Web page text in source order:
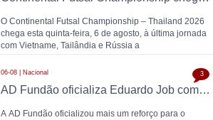
O Continental Futsal Championship – Thailand 2026
chega esta quinta-feira, 6 de agosto, à última jornada
com Vietname, Tailândia e Rússia a
06-08 | Nacional
AD Fundão oficializa Eduardo Job como reforço para 2026/27
A AD Fundão oficializou mais um reforço para o
3